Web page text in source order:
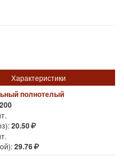
кирпич моделей М-150 и
в строительстве
например, цоколи или
завод производит
который является
фасадам и стенам.
50 миллионов
Характеристики
полнотелый
20.50
29.76